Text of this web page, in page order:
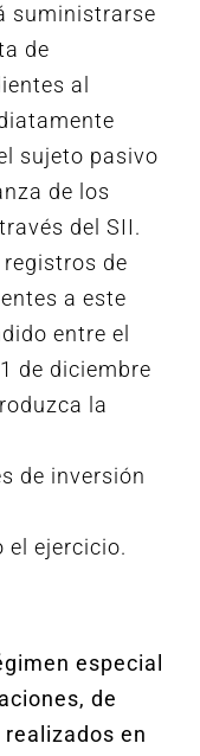
suministrarse
de
al
sujeto pasivo
de los
del SII.
de
a este
entre el
de diciembre
la
de inversión
el ejercicio.
especial
de
en